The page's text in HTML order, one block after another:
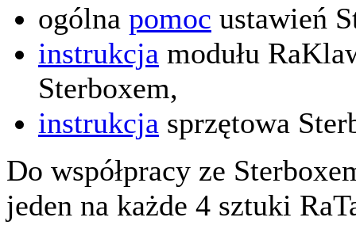
ogólna pomoc ustawień
instrukcja modułu
Sterboxem,
instrukcja sprzętowa
Do współpracy ze
jeden na każde 4 sztuki